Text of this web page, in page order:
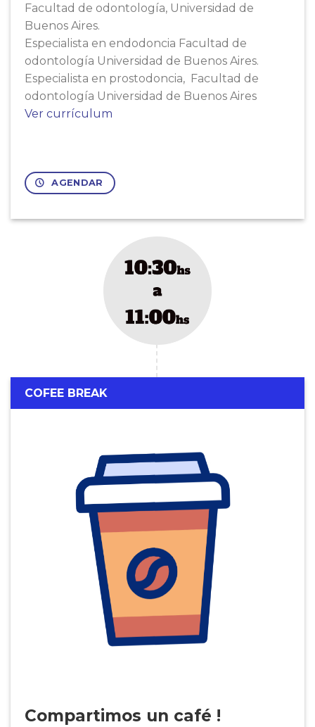
Facultad de odontología, Universidad de
Buenos Aires.
Especialista en endodoncia Facultad de
odontología Universidad de Buenos Aires.
Especialista en prostodoncia, Facultad de
odontología Universidad de Buenos Aires
Ver currículum
AGENDAR
COFEE BREAK
Compartimos un café !